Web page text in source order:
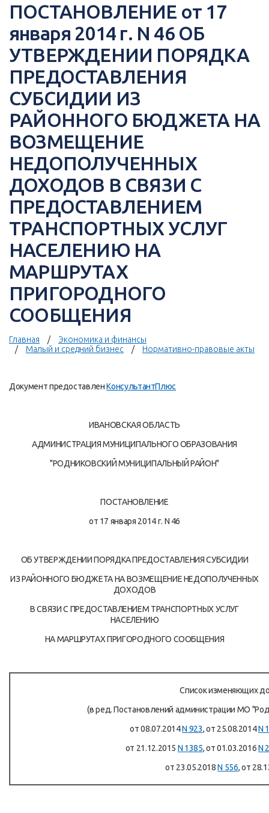
ПОСТАНОВЛЕНИЕ от 17
января 2014 г. N 46 ОБ
УТВЕРЖДЕНИИ ПОРЯДКА
ПРЕДОСТАВЛЕНИЯ
СУБСИДИИ ИЗ
РАЙОННОГО БЮДЖЕТА НА
ВОЗМЕЩЕНИЕ
НЕДОПОЛУЧЕННЫХ
ДОХОДОВ В СВЯЗИ С
ПРЕДОСТАВЛЕНИЕМ
ТРАНСПОРТНЫХ УСЛУГ
НАСЕЛЕНИЮ НА
МАРШРУТАХ
ПРИГОРОДНОГО
СООБЩЕНИЯ
Главная
Экономика и финансы
Малый и средний бизнес
Нормативно-правовые акты
Документ предоставленКонсультантПлюс
ИВАНОВСКАЯ ОБЛАСТЬ
АДМИНИСТРАЦИЯ МУНИЦИПАЛЬНОГО ОБРАЗОВАНИЯ
"РОДНИКОВСКИЙ МУНИЦИПАЛЬНЫЙ РАЙОН"
ПОСТАНОВЛЕНИЕ
от 17 января 2014 г. N 46
ОБ УТВЕРЖДЕНИИ ПОРЯДКА ПРЕДОСТАВЛЕНИЯ СУБСИДИИ
ИЗ РАЙОННОГО БЮДЖЕТА НА ВОЗМЕЩЕНИЕ НЕДОПОЛУЧЕННЫХ
ДОХОДОВ
В СВЯЗИ С ПРЕДОСТАВЛЕНИЕМ ТРАНСПОРТНЫХ УСЛУГ
НАСЕЛЕНИЮ
НА МАРШРУТАХ ПРИГОРОДНОГО СООБЩЕНИЯ
Список изменяющих
(в ред. Постановлений администрации МО
от 08.07.2014N 923, от 25.08.2014N
от 21.12.2015 N 1385, от 01.03.2016N
от 23.05.2018N 556, от